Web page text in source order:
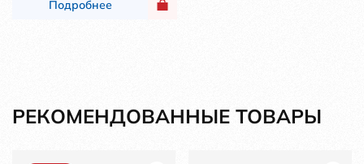
Подробнее
РЕКОМЕНДОВАННЫЕ ТОВАРЫ